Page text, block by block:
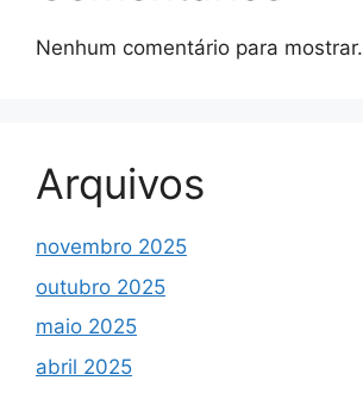
Nenhum comentário para mostrar.
Arquivos
novembro 2025
outubro 2025
maio 2025
abril 2025